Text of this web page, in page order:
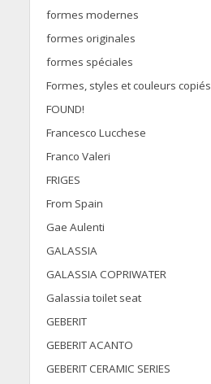
formes modernes
formes originales
formes spéciales
Formes, styles et couleurs copiés
FOUND!
Francesco Lucchese
Franco Valeri
FRIGES
From Spain
Gae Aulenti
GALASSIA
GALASSIA COPRIWATER
Galassia toilet seat
GEBERIT
GEBERIT ACANTO
GEBERIT CERAMIC SERIES